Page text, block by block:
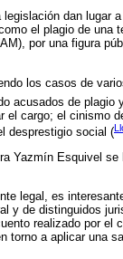
dan lugar
el plagio de una
por una figura
los casos de
acusados de
el cargo; el cinismo
desprestigio social (
Yazmín Esquivel
legal, es
y de distinguidos
realizado por el
torno a aplicar una